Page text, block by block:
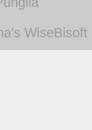
WiseBisoft